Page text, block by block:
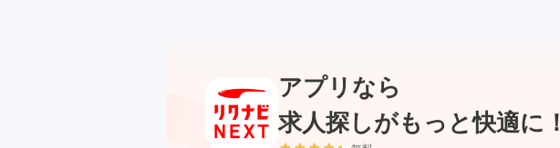
アプリなら
求人探しがもっと快適に！